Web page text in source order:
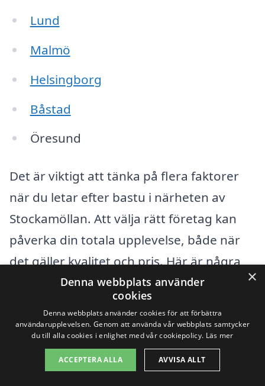
Lund
Malmö
Helsingborg
Båstad
Öresund
Det är viktigt att tänka på flera faktorer
när du letar efter bastu i närheten av
Stockamöllan. Att välja rätt företag kan
påverka din totala upplevelse, både när
det gäller kvalitet och pris. Här är några
tips för att underlätta din sökning:
Kvalitet och Referenser:Kontrollera
om företaget har gott rykte och läs
recensioner från tidigare kunder.
×
Denna webbplats använder
cookies
Denna webbplats använder cookies för att förbättra
användarupplevelsen. Genom att använda vår webbplats samtycker
du till alla cookies i enlighet med vår cookiepolicy. Läs mer
ACCEPTERA ALLA AVVISA ALLT